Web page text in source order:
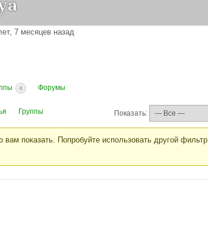
7 месяцев назад
0 Форумы
Группы Показать:
показать. Попробуйте использовать другой фильтр